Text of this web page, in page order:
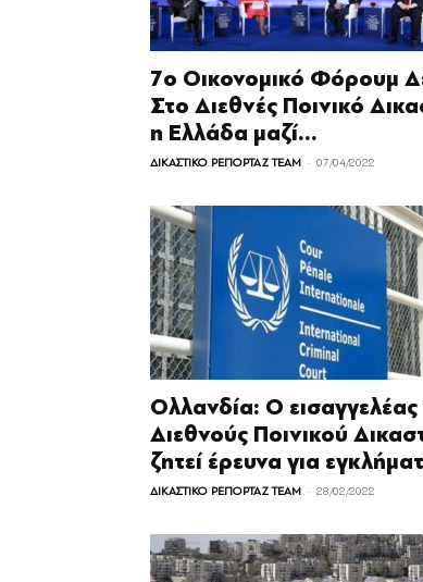
7ο Οικονομικό Φόρουμ
Στο Διεθνές Ποινικό
η Ελλάδα μαζί...
ΔΙΚΑΣΤΙΚΟ ΡΕΠΟΡΤΑΖ TEAM - 07/04/2022
Ολλανδία: Ο εισαγγελέας
Διεθνούς Ποινικού
ζητεί έρευνα για
ΔΙΚΑΣΤΙΚΟ ΡΕΠΟΡΤΑΖ TEAM - 28/02/2022